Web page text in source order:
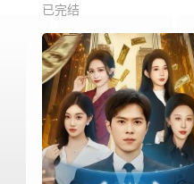
已完结